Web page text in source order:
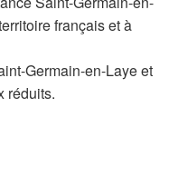
français et à
Germain-en-Laye et
réduits.